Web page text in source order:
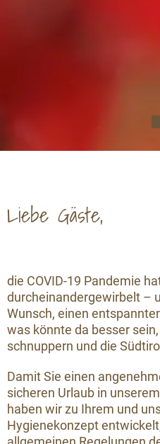
Liebe Gäste,
die COVID-19 Pandemie
durcheinandergewirbelt –
Wunsch, einen
was könnte da besser
schnuppern und die
Damit Sie einen
sicheren Urlaub in
haben wir zu Ihrem und
Hygienekonzept